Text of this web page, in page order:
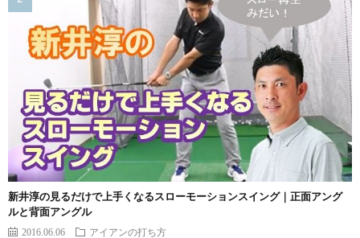
新井淳の見るだけで上手くなるスローモーションスイング｜正面アング
ルと背面アングル
2016.06.06 アイアンの打ち方